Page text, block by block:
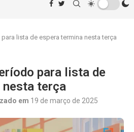
lista de espera termina nesta terça
para lista de
nesta terça
em 19 de março de 2025